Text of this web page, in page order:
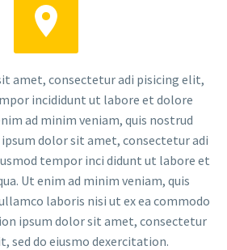


amet, consectetur adi pisicing elit,
incididunt ut labore et dolore
ad minim veniam, quis nostrud
dolor sit amet, consectetur adi
tempor inci didunt ut labore et
Ut enim ad minim veniam, quis
laboris nisi ut ex ea commodo
ipsum dolor sit amet, consectetur
sed do eiusmo dexercitation.